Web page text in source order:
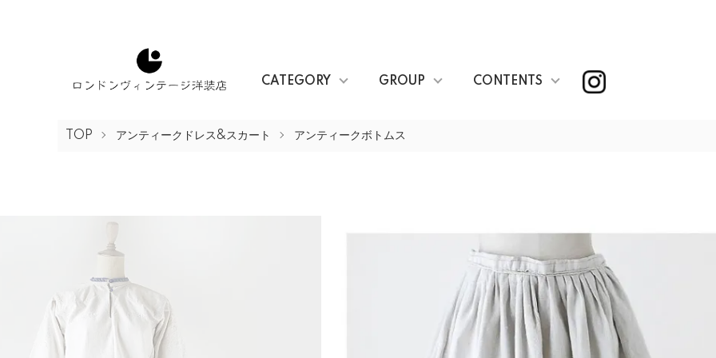
CATEGORY GROUP CONTENTS
TOP アンティークドレス&スカート アンティークボトムス